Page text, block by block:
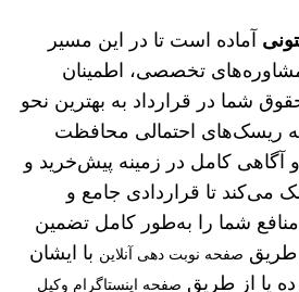
آماده است تا در این مسیر
تخصصی، اطمینان
شما در قرارداد به بهترین نحو
ریسک‌های احتمالی محافظت
و آگاهی کامل در زمینه پیش‌خرید و
تا قراردادی جامع و
شما را به‌طور کامل تضمین
طریق صفحه نوبت دهی آنلاین با ایشان
یا از طریق صفحه اینستاگرام وکیل